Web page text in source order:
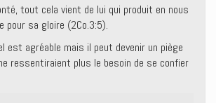
tout cela vient de lui qui produit en nous
pour sa gloire (2Co.3:5).
est agréable mais il peut devenir un piège
ressentiraient plus le besoin de se confier